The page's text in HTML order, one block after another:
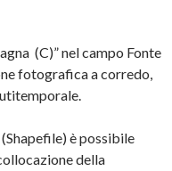
(C)” nel campo Fonte
fotografica a corredo,
(Shapefile) è possibile
della